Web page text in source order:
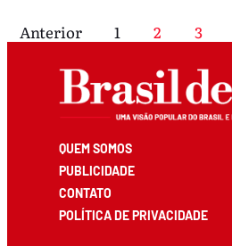
Anterior 1 2 3
QUEM SOMOS
PUBLICIDADE
CONTATO
POLÍTICA DE PRIVACIDADE